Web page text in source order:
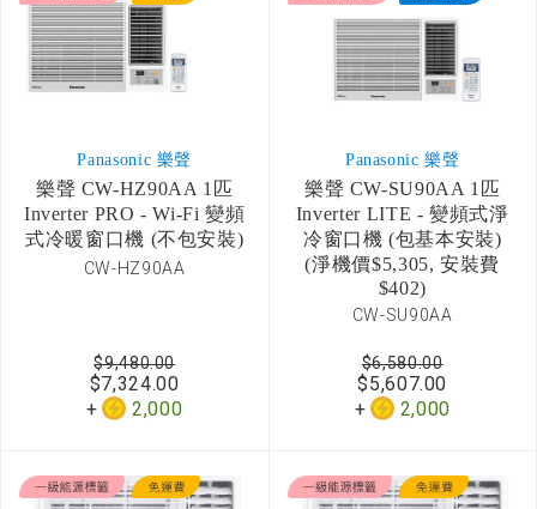
Panasonic 樂聲
樂聲 CW-HZ90AA 1匹
Inverter PRO - Wi-Fi 變頻
式冷暖窗口機 (不包安裝)
CW-HZ90AA
$7,324.00
2,000
$9,480.00
Panasonic 樂聲
樂聲 CW-SU90AA 1匹
Inverter LITE - 變頻式淨
冷窗口機 (包基本安裝)
(淨機價$5,305, 安裝費
$402)
CW-SU90AA
$5,607.00
2,000
$6,580.00